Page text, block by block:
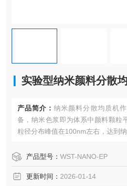
实验型纳米颜料分散
产品简介： 纳米颜料分散均质机
备，纳米色浆即为体系中颜料颗粒
粒径分布峰值在100nm左右，达到纳
产品型号： WST-NANO-EP
更新时间： 2026-01-14